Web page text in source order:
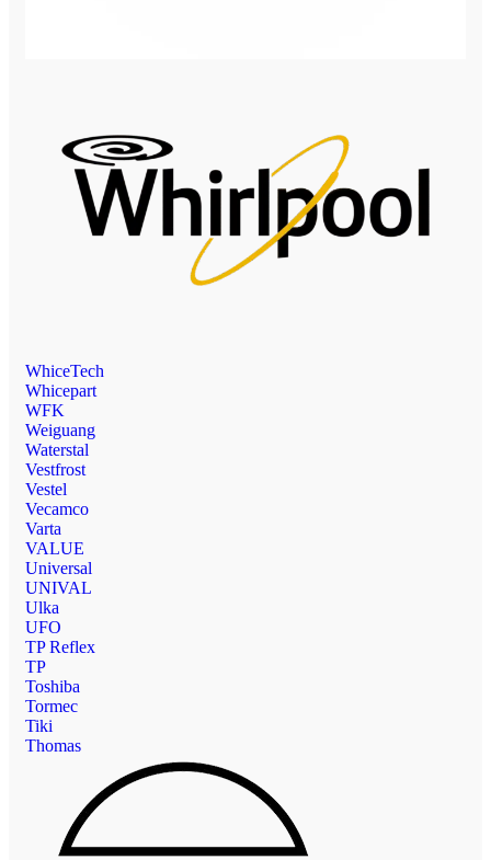
WhiceTech
Whicepart
WFK
Weiguang
Waterstal
Vestfrost
Vestel
Vecamco
Varta
VALUE
Universal
UNIVAL
Ulka
UFO
TP Reflex
TP
Toshiba
Tormec
Tiki
Thomas